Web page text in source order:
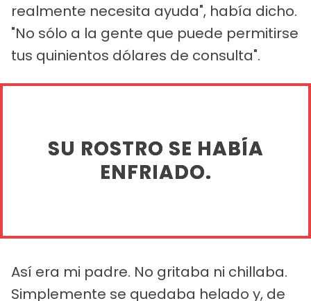
realmente necesita ayuda", había dicho.
"No sólo a la gente que puede permitirse
tus quinientos dólares de consulta".
SU ROSTRO SE HABÍA
ENFRIADO.
Así era mi padre. No gritaba ni chillaba.
Simplemente se quedaba helado y, de